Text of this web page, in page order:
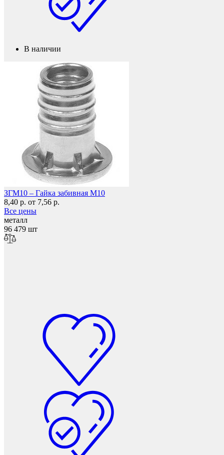
Колпачки на болт/гайку
В наличии
ЗГМ10 – Гайка забивная М10
8,40 р. от 7,56 р.
Все цены
металл
96 479 шт